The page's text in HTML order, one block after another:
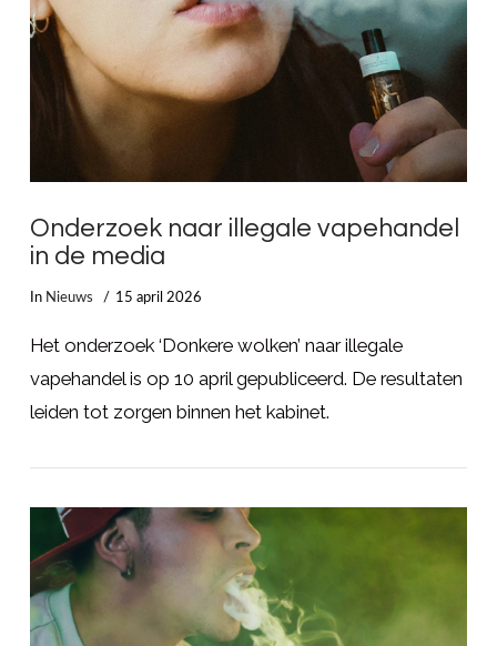
LEES MEER
Onderzoek naar illegale vapehandel
in de media
In Nieuws 15 april 2026
Het onderzoek ‘Donkere wolken’ naar illegale
vapehandel is op 10 april gepubliceerd. De resultaten
leiden tot zorgen binnen het kabinet.